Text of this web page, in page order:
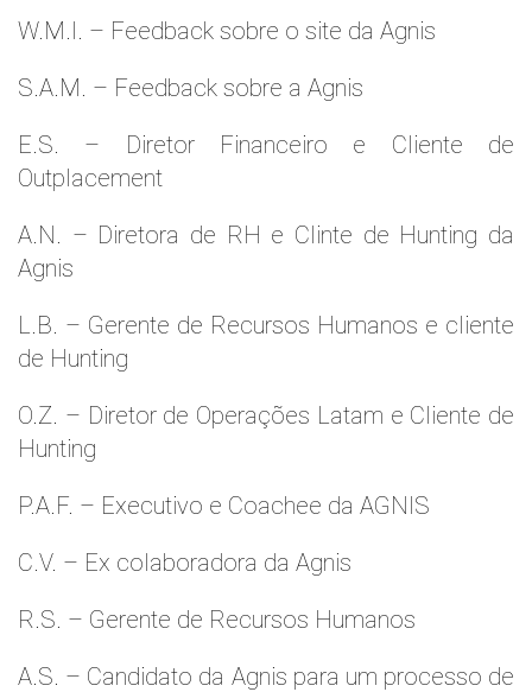
W.M.l. – Feedback sobre o site da Agnis
S.A.M. – Feedback sobre a Agnis
E.S. – Diretor Financeiro e Cliente de
Outplacement
A.N. – Diretora de RH e Clinte de Hunting da
Agnis
L.B. – Gerente de Recursos Humanos e cliente
de Hunting
O.Z. – Diretor de Operações Latam e Cliente de
Hunting
P.A.F. – Executivo e Coachee da AGNIS
C.V. – Ex colaboradora da Agnis
R.S. – Gerente de Recursos Humanos
A.S. – Candidato da Agnis para um processo de